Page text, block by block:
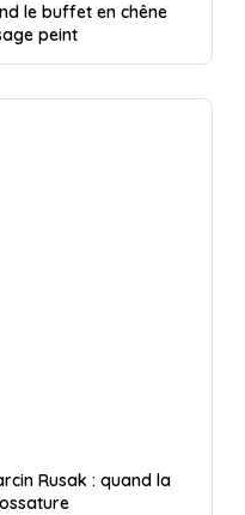
le buffet en chêne
peint
Rusak : quand la